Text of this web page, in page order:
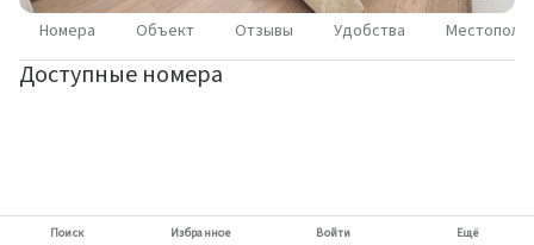
Номера Объект Отзывы Удобства
Доступные номера
Поиск Избранное Войти Ещё